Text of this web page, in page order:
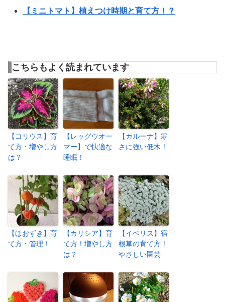
【ミニトマト】植えつけ時期と育て方！？
こちらもよく読まれています
【コリウス】育
て方・増やし方
は？
【レッグウオー
マー】で快適な
睡眠！
【カルーナ】寒
さに強い低木！
【ほおずき】育
て方・管理！
【カリシア】育
て方！増やし方
は？
【イベリス】宿
根草の育て方！
やさしい園芸